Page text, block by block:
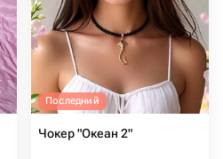
Последний
Чокер "Океан 2"